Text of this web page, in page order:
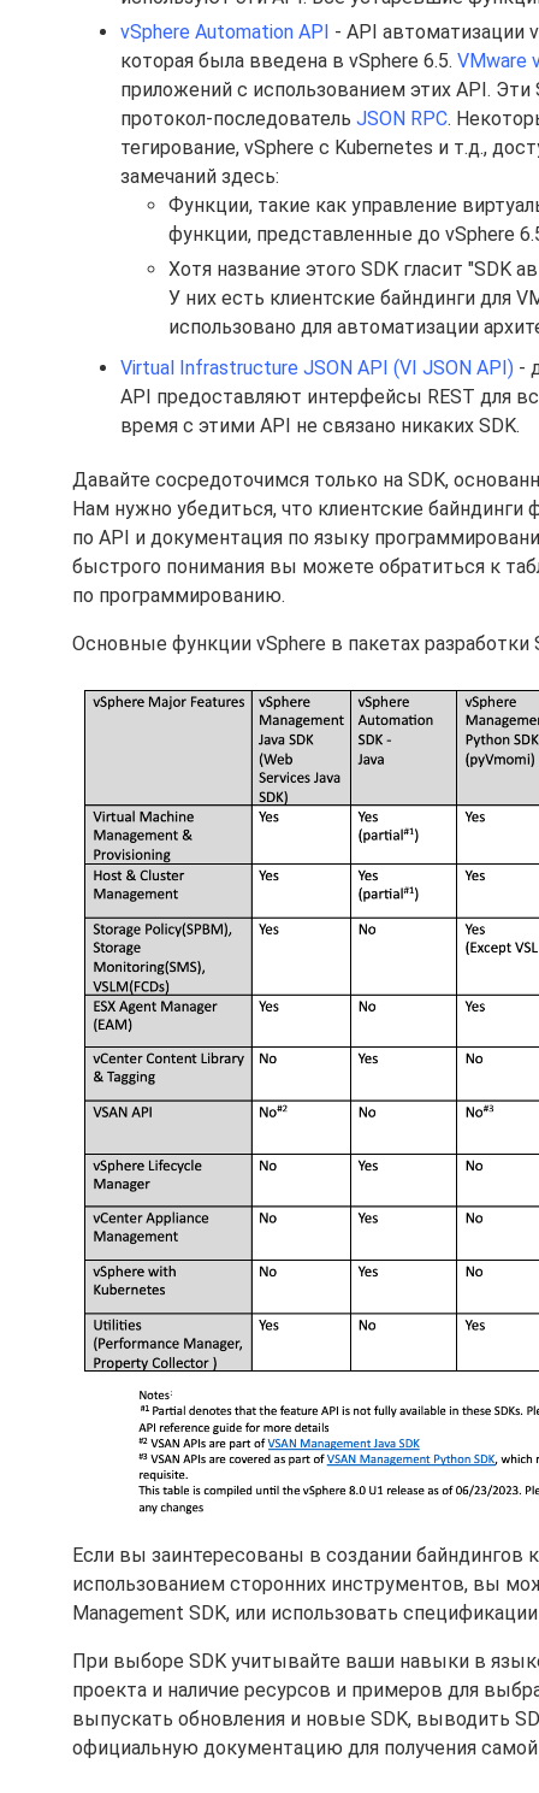
vSphere Automation API - API автоматизации
которая была введена в vSphere 6.5. VMware
приложений с использованием этих API.
протокол-последователь JSON RPC.
тегирование, vSphere с Kubernetes и т.д.,
замечаний здесь:
Функции, такие как управление
функции, представленные до vSphere
Хотя название этого SDK гласит "SDK
У них есть клиентские байндинги для
использовано для автоматизации
Virtual Infrastructure JSON API (VI JSON API) -
API предоставляют интерфейсы REST для
время с этими API не связано никаких SDK.
Давайте сосредоточимся только на SDK,
Нам нужно убедиться, что клиентские
по API и документация по языку
быстрого понимания вы можете обратиться к
по программированию.
Основные функции vSphere в пакетах разработки
Если вы заинтересованы в создании байндингов
использованием сторонних инструментов, вы
Management SDK, или использовать
При выборе SDK учитывайте ваши навыки в
проекта и наличие ресурсов и примеров для
выпускать обновления и новые SDK, выводить
официальную документацию для получения